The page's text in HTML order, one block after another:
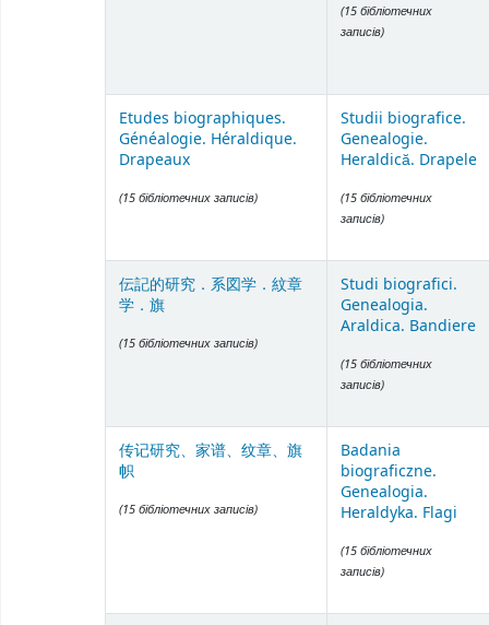
(15 бібліотечних
записів)
Etudes biographiques.
Généalogie. Héraldique.
Drapeaux
(15 бібліотечних записів)
Studii biografice.
Genealogie.
Heraldică. Drapele
(15 бібліотечних
записів)
伝記的研究．系図学．紋章
学．旗
(15 бібліотечних записів)
Studi biografici.
Genealogia.
Araldica. Bandiere
(15 бібліотечних
записів)
传记研究、家谱、纹章、旗
帜
(15 бібліотечних записів)
Badania
biograficzne.
Genealogia.
Heraldyka. Flagi
(15 бібліотечних
записів)